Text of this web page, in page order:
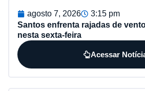
agosto 7, 2026
3:15 pm
Santos enfrenta rajadas de
nesta sexta-feira
Acessar